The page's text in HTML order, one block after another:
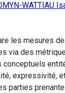
WATTIAU
les mesures
via des
conceptuels
expressivité,
parties